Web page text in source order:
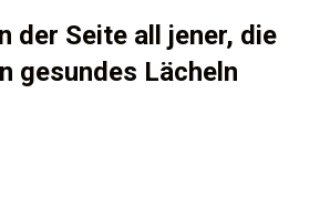
der Seite all jener, die
gesundes Lächeln